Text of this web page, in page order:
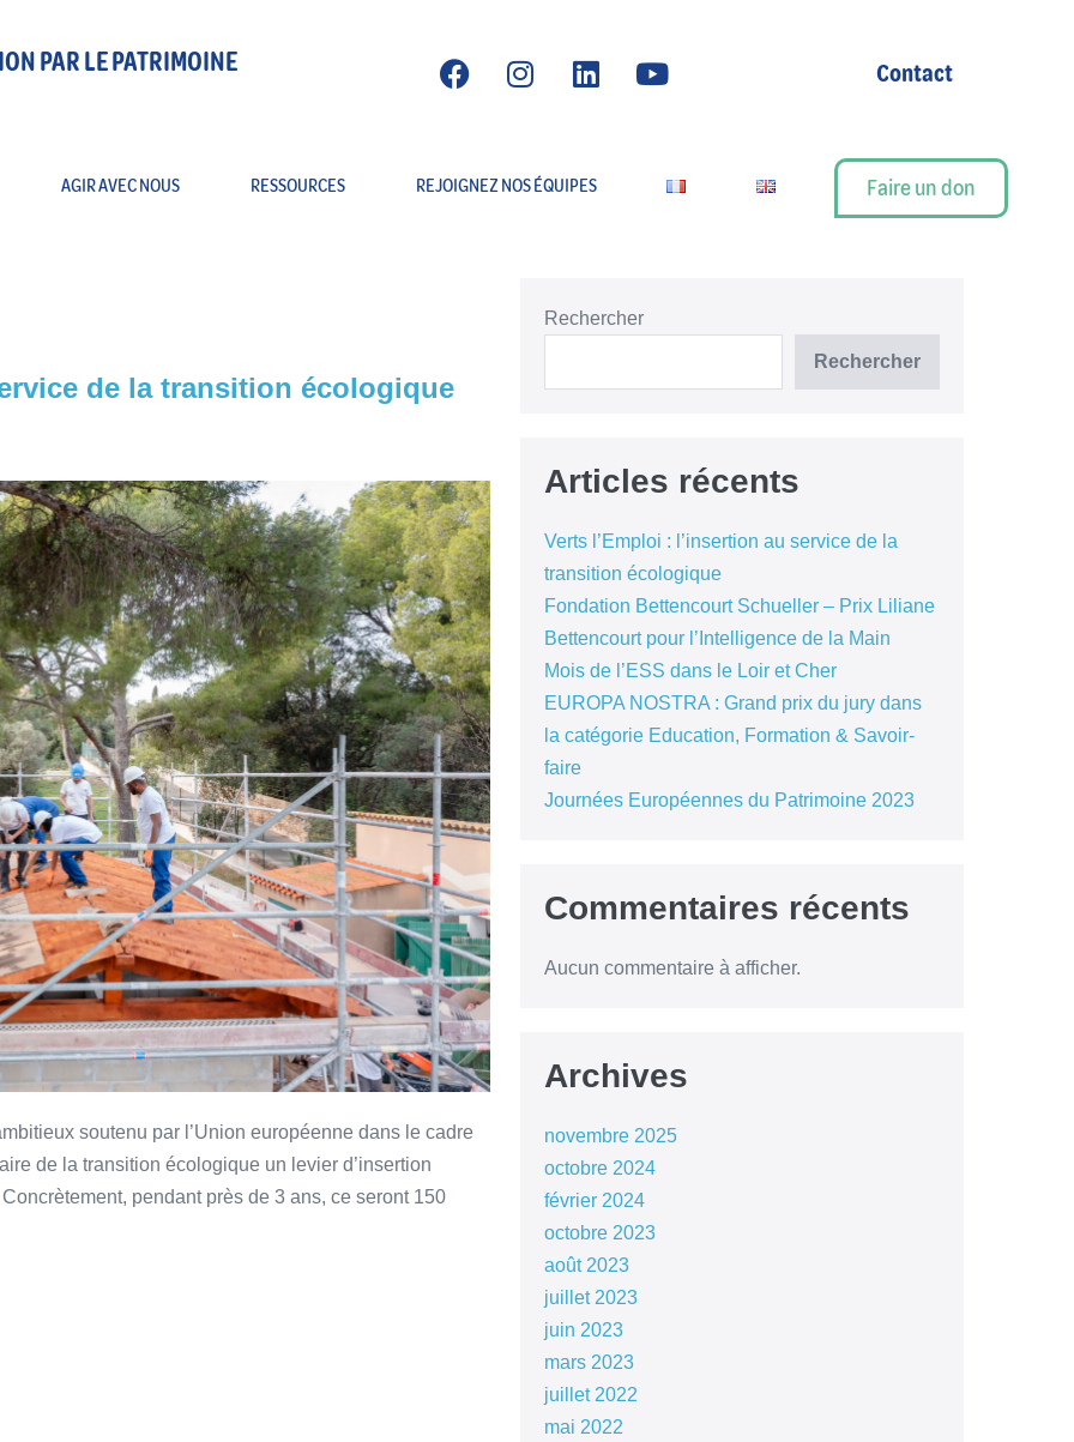
PAR LE PATRIMOINE Contact
AGIR AVEC NOUS RESSOURCES REJOIGNEZ NOS ÉQUIPES Faire un don
de la transition écologique
soutenu par l’Union européenne dans le cadre
de la transition écologique un levier d’insertion
pendant près de 3 ans, ce seront 150
Rechercher
Rechercher
Articles récents
Verts l’Emploi : l’insertion au service de la
transition écologique
Fondation Bettencourt Schueller – Prix Liliane
Bettencourt pour l’Intelligence de la Main
Mois de l’ESS dans le Loir et Cher
EUROPA NOSTRA : Grand prix du jury dans
la catégorie Education, Formation & Savoir-
faire
Journées Européennes du Patrimoine 2023
Commentaires récents
Aucun commentaire à afficher.
Archives
novembre 2025
octobre 2024
février 2024
octobre 2023
août 2023
juillet 2023
juin 2023
mars 2023
juillet 2022
mai 2022